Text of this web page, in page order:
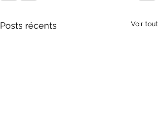
Posts récents Voir tout